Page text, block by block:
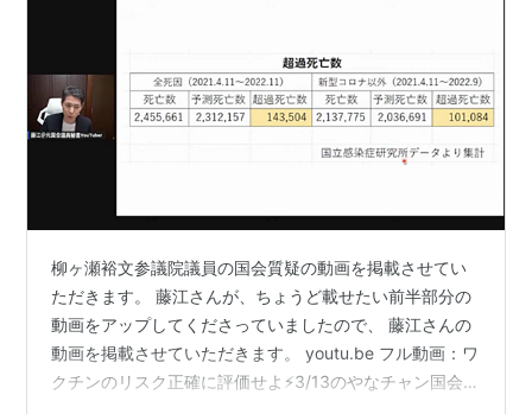
柳ヶ瀬裕文参議院議員の国会質疑の動画を掲載させてい
ただきます。 藤江さんが、ちょうど載せたい前半部分の
動画をアップしてくださっていましたので、 藤江さんの
動画を掲載させていただきます。 youtu.be フル動画：ワ
クチンのリスク正確に評価せよ⚡3/13のやなチャン国会質